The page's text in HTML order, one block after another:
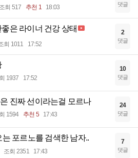
조회 517 추천 1 18:03 댓글
은 라이너 건강 상태
회 1011 17:52
2
댓글
1937 17:52
10
댓글
진짜 선이라는걸 모르나
1594 추천 5 17:43
24
댓글
는 포르노를 검색한 남자..
조회 2351 17:43
7
댓글